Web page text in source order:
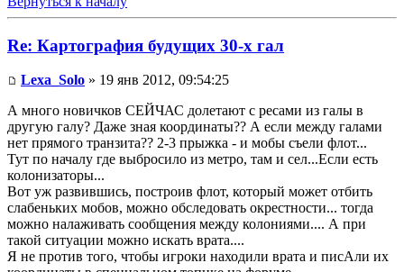
Re: Картография будущих 30-х гал
Lexa_Solo » 19 янв 2012, 09:54:25
А много новичков СЕЙЧАС долетают с ресами из галы в
другую галу? Даже зная координаты?? А если между галами
нет прямого транзита?? 2-3 прыжка - и мобы съели флот...
Тут по началу где выбросило из метро, там и сел...Если есть
колонизаторы...
Вот уж развившись, построив флот, который может отбить
слабеньких мобов, можно обследовать окрестности... тогда
можно налаживать сообщения между колониями.... А при
такой ситуации можно искать врата....
Я не против того, чтобы игроки находили врата и писАли их